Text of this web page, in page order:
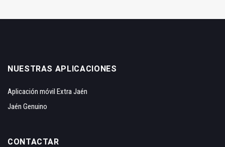
NUESTRAS APLICACIONES
Aplicación móvil Extra Jaén
Jaén Genuino
CONTACTAR